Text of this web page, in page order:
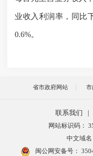
业收入利润率，同比
0.6%。
省市政府网站
联系我们
网站标识码：
中文域
闽公网安备号：